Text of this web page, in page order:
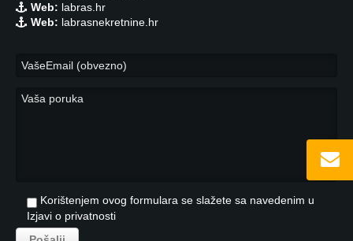
Web: labras.hr
Web: labrasnekretnine.hr
Korištenjem ovog formulara se slažete sa navedenim u
Izjavi o privatnosti